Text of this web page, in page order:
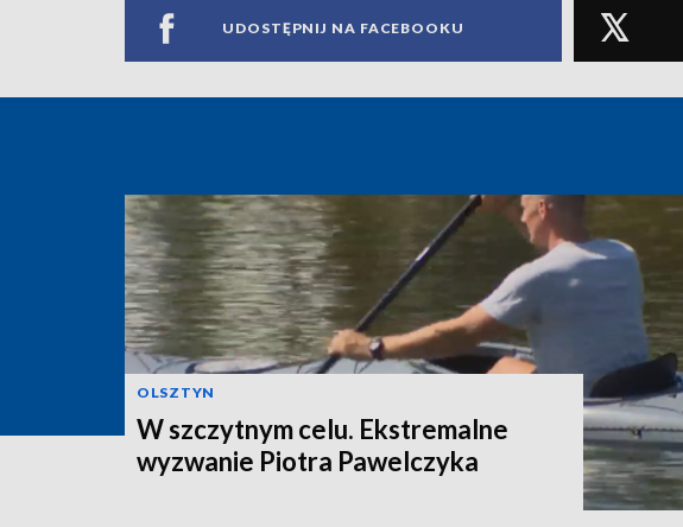
UDOSTĘPNIJ NA FACEBOOKU
OLSZTYN
W szczytnym celu. Ekstremalne
wyzwanie Piotra Pawelczyka